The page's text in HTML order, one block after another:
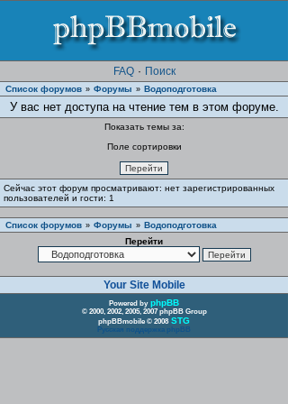
FAQ · Поиск
Список форумов » Форумы » Водоподготовка
У вас нет доступа на чтение тем в этом форуме.
Показать темы за:
Поле сортировки
Сейчас этот форум просматривают: нет зарегистрированных
пользователей и гости: 1
Список форумов » Форумы » Водоподготовка
Перейти
Your Site Mobile
Powered by phpBB
© 2000, 2002, 2005, 2007 phpBB Group
phpBBmobile © 2008 STG
Русская поддержка phpBB